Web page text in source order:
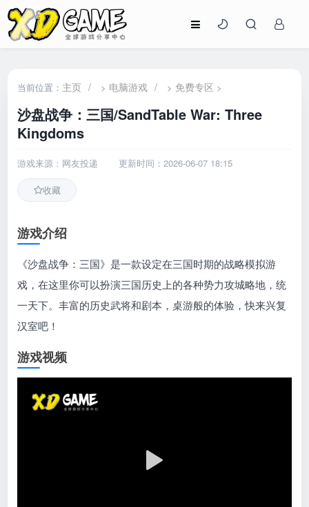
当前位置： 主页 / > 电脑游戏 / > 免费专区 >
沙盘战争：三国/SandTable War: Three
Kingdoms
游戏来源：网友投递 更新时间：2026-06-07 18:15
收藏
游戏介绍
《沙盘战争：三国》是一款设定在三国时期的战略模拟游
戏，在这里你可以扮演三国历史上的各种势力攻城略地，统
一天下。丰富的历史武将和剧本，桌游般的体验，快来兴复
汉室吧！
游戏视频